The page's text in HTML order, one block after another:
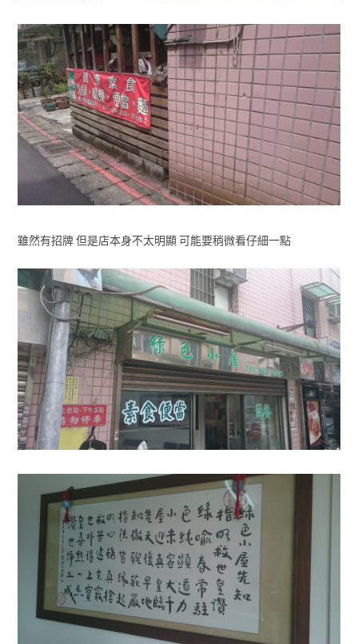
雖然有招牌 但是店本身不太明顯 可能要稍微看仔細一點